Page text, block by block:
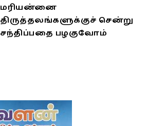
மரியன்னை
திருத்தலங்களுக்குச் சென்று
சந்திப்பதை பழகுவோம்